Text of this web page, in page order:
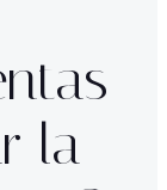
la